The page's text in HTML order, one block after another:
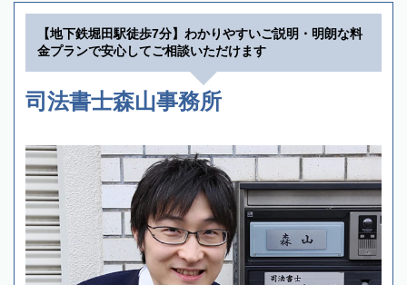
【地下鉄堀田駅徒歩7分】わかりやすいご説明・明朗な料
金プランで安心してご相談いただけます
司法書士森山事務所